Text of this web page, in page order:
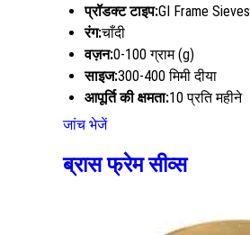
प्रॉडक्ट टाइप:GI Frame Sieves
रंग:चाँदी
वज़न:0-100 ग्राम (g)
साइज:300-400 मिमी दीया
आपूर्ति की क्षमता:10 प्रति महीने
जांच भेजें
ब्रास फ्रेम सीव्स